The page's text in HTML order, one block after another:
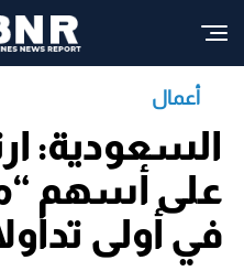
أعمال
السعودية:
على أسهم
في أولى